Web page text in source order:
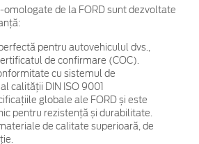
omologate de la FORD sunt dezvoltate
pentru autovehiculul dvs.,
de confirmare (COC).
cu sistemul de
calității DIN ISO 9001
globale ale FORD și este
pentru rezistență și durabilitate.
de calitate superioară, de